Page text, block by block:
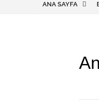
ANA SAYFA